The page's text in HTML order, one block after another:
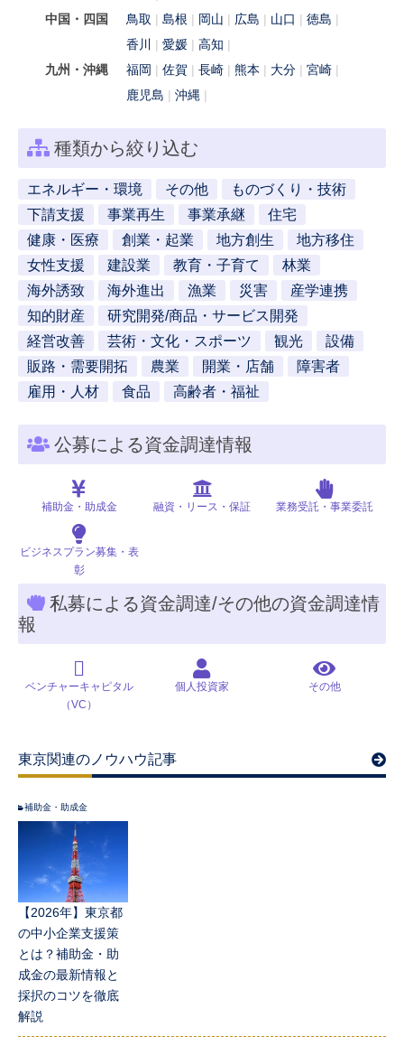
中国・四国
鳥取 島根 岡山 広島 山口
徳島
香川
愛媛
高知
九州・沖縄
福岡 佐賀 長崎 熊本 大分
宮崎
鹿児島
沖縄
種類から絞り込む
エネルギー・環境 その他
ものづくり・技術
下請支援
事業再生 事業承継
住宅
健康・医療
創業・起業 地方創生
地方移住
女性支援
建設業 教育・子育て
林業
海外誘致
海外進出 漁業 災害
産学連携
知的財産
研究開発/商品・サービス開発
経営改善
芸術・文化・スポーツ 観光
設備
販路・需要開拓
農業 開業・店舗
障害者
雇用・人材
食品 高齢者・福祉
公募による資金調達情報
補助金・助成金 融資・リース・保証 業務受託・事業委託
ビジネスプラン募集・表
彰
私募による資金調達/その他の資金調達情
報
ベンチャーキャピタル
（VC）
個人投資家 その他
東京関連のノウハウ記事
補助金・助成金
【2026年】東京都
の中小企業支援策
とは？補助金・助
成金の最新情報と
採択のコツを徹底
解説